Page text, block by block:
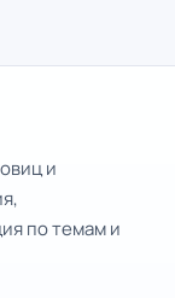
и
по темам и